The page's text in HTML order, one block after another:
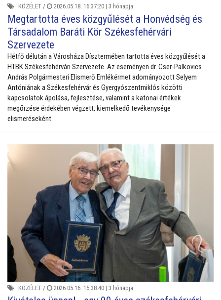
KÖZÉLET / 2026.05.18. 16:37:20 | 3 hónapja
Megtartotta éves közgyűlését a Honvédség és
Társadalom Baráti Kör Székesfehérvári
Szervezete
Hétfő délután a Városháza Dísztermében tartotta éves közgyűlését a
HTBK Székesfehérvári Szervezete. Az eseményen dr. Cser-Palkovics
András Polgármesteri Elismerő Emlékérmet adományozott Selyem
Antóniának a Székesfehérvár és Gyergyószentmiklós közötti
kapcsolatok ápolása, fejlesztése, valamint a katonai értékek
megőrzése érdekében végzett, kiemelkedő tevékenysége
elismeréseként.
KÖZÉLET / 2026.05.16. 15:38:40 | 3 hónapja